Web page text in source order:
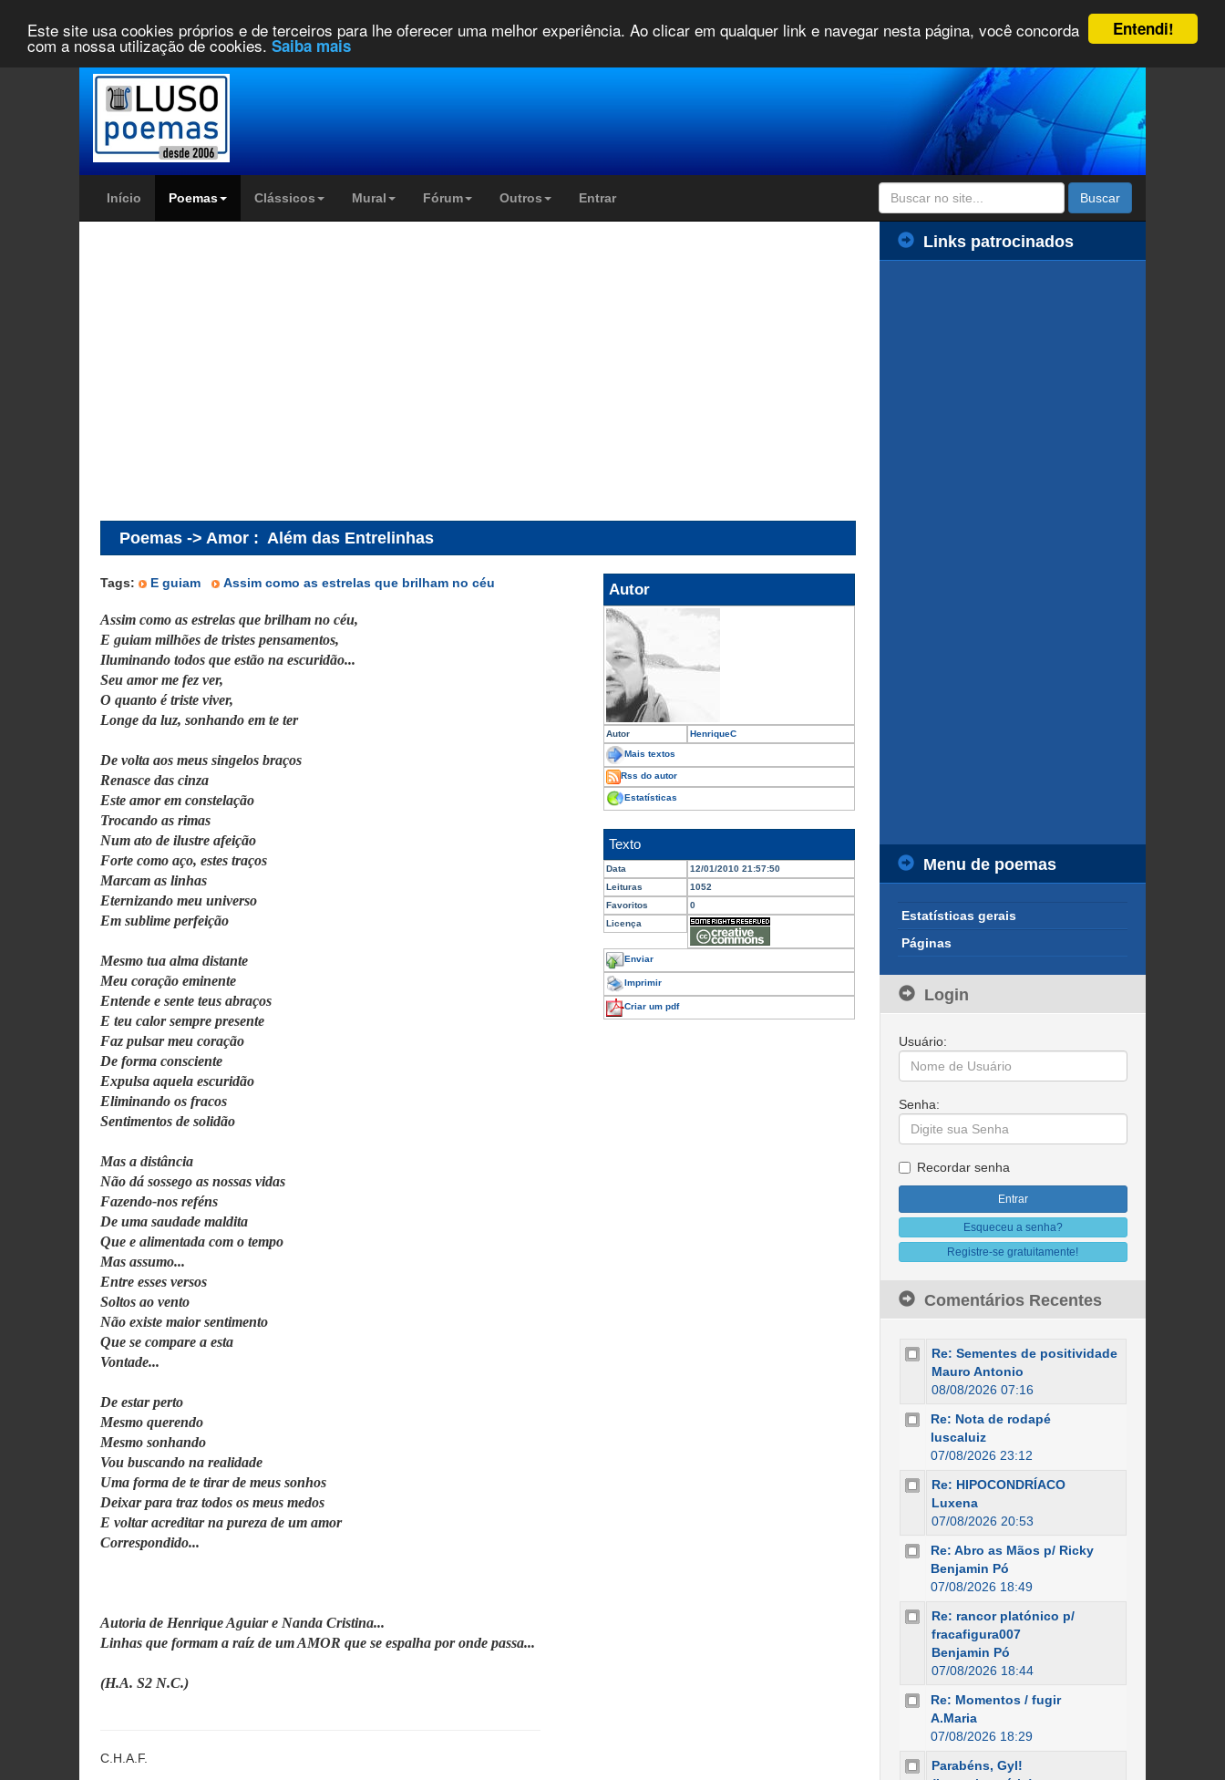
Entendi!
Este site usa cookies próprios e de terceiros para lhe oferecer uma melhor experiência. Ao clicar em qualquer link e navegar nesta página, você concorda
com a nossa utilização de cookies. Saiba mais
Início Poemas Clássicos Mural Fórum Outros Entrar Buscar
Poemas -> Amor : Além das Entrelinhas
Tags: E guiam Assim como as estrelas que brilham no céu
Assim como as estrelas que brilham no céu,
E guiam milhões de tristes pensamentos,
Iluminando todos que estão na escuridão...
Seu amor me fez ver,
O quanto é triste viver,
Longe da luz, sonhando em te ter
De volta aos meus singelos braços
Renasce das cinza
Este amor em constelação
Trocando as rimas
Num ato de ilustre afeição
Forte como aço, estes traços
Marcam as linhas
Eternizando meu universo
Em sublime perfeição
Mesmo tua alma distante
Meu coração eminente
Entende e sente teus abraços
E teu calor sempre presente
Faz pulsar meu coração
De forma consciente
Expulsa aquela escuridão
Eliminando os fracos
Sentimentos de solidão
Mas a distância
Não dá sossego as nossas vidas
Fazendo-nos reféns
De uma saudade maldita
Que e alimentada com o tempo
Mas assumo...
Entre esses versos
Soltos ao vento
Não existe maior sentimento
Que se compare a esta
Vontade...
De estar perto
Mesmo querendo
Mesmo sonhando
Vou buscando na realidade
Uma forma de te tirar de meus sonhos
Deixar para traz todos os meus medos
E voltar acreditar na pureza de um amor
Correspondido...
Autoria de Henrique Aguiar e Nanda Cristina...
Linhas que formam a raíz de um AMOR que se espalha por onde passa...
(H.A. S2 N.C.)
C.H.A.F.
Autor
Autor HenriqueC
Mais textos
Rss do autor
Estatísticas
Texto
Data
12/01/2010 21:57:50
Leituras
1052
Favoritos
0
Licença
Enviar
Imprimir
Criar um pdf
Links patrocinados
Menu de poemas
Estatísticas gerais
Páginas
Login
Usuário:
Senha:
Recordar senha
Esqueceu a senha?
Registre-se gratuitamente!
Comentários Recentes
Re: Sementes de positividade
Mauro Antonio
08/08/2026 07:16
Re: Nota de rodapé
luscaluiz
07/08/2026 23:12
Re: HIPOCONDRÍACO
Luxena
07/08/2026 20:53
Re: Abro as Mãos p/ Ricky
Benjamin Pó
07/08/2026 18:49
Re: rancor platónico p/
fracafigura007
Benjamin Pó
07/08/2026 18:44
Re: Momentos / fugir
A.Maria
07/08/2026 18:29
Parabéns, Gyl!